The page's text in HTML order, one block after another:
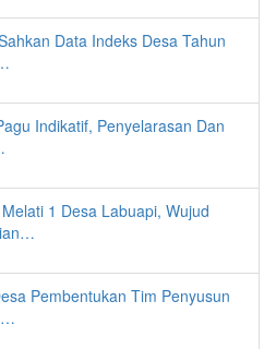
Data Indeks Desa Tahun
Indikatif, Penyelarasan Dan
1 Desa Labuapi, Wujud
Pembentukan Tim Penyusun